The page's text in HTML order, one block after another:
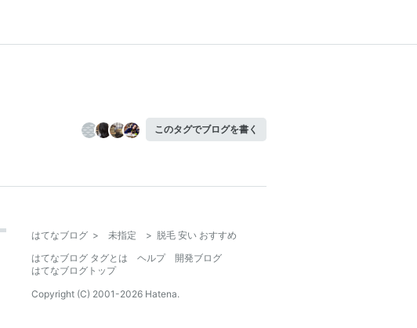
このタグでブログを書く
はてなブログ > 未指定 > 脱毛 安い おすすめ
はてなブログ タグとは
ヘルプ
開発ブログ
はてなブログトップ
Copyright (C) 2001-2026 Hatena.